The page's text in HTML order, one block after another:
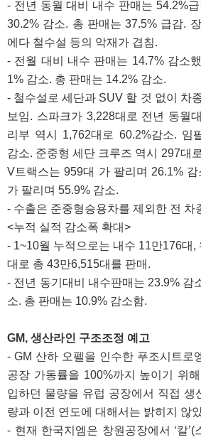
- 전년 동월 대비 내수 판매는 54.2%
30.2% 감소. 총 판매는 37.5% 급감.
에다 철수설 등의 악재가 겹침.
- 전월 대비 내수 판매는 14.7% 감소
1% 감소. 총 판매는 14.2% 감소.
- 철수설로 세단과 SUV 할 것 없이 차
보임. 스파크가 3,228대로 전년 동월
리부 역시 1,762대로 60.2%감소. 임
감소. 준중형 세단 크루즈 역시 297대
V트랙스는 959대 가 팔리며 26.1%
가 팔리며 55.9% 감소.
- 수출은 준중형승용차를 제외한 전 차
<누적 실적 감소폭 확대>
- 1~10월 누적으로는 내수 11만176대,
대로 총 43만6,515대를 판매.
- 전년 동기대비 내수판매는 23.9% 감
소. 총 판매는 10.9% 감소함.
GM, 생산라인 구조조정 예고
- GM 산하 오펠을 인수한 푸조시트로
공장 가동률을 100%까지 높이기 위
입하던 물량을 유럽 공장에서 직접 생
량과 이전 연도에 대해서는 밝히지 않
- 현재 한국지엠은 창원공장에서 ‘칼’(